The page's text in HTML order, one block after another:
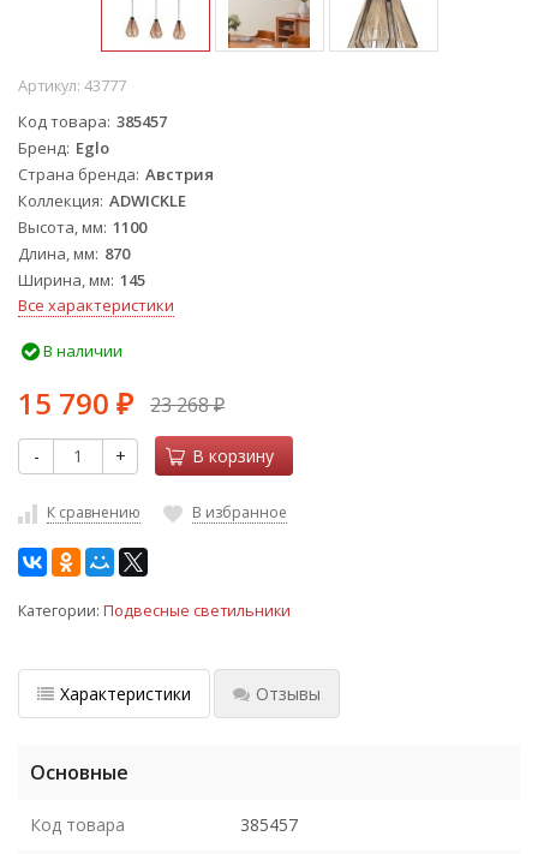
Артикул: 43777
Код товара 385457
Бренд Eglo
Страна бренда Австрия
Коллекция ADWICKLE
Высота, мм 1100
Длина, мм 870
Ширина, мм 145
Все характеристики
В наличии
15 790 ₽ 23 268₽
- + В корзину
К сравнению В избранное
Категории: Подвесные светильники
Характеристики Отзывы
Основные
Код товара 385457